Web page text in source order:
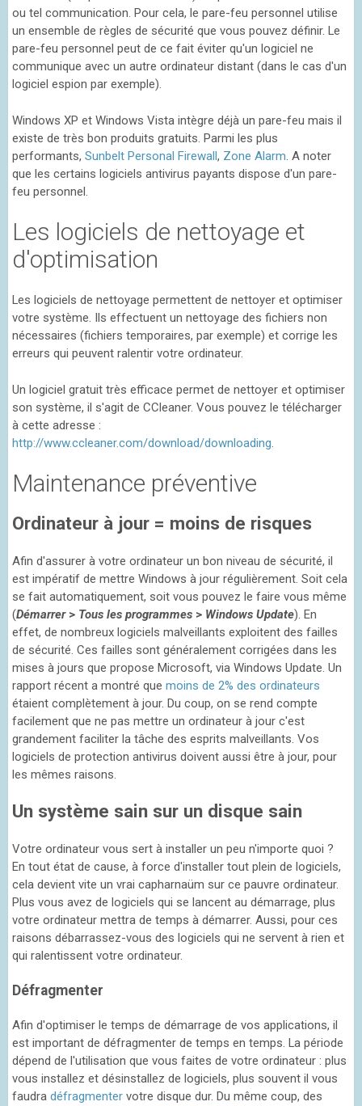
ou tel communication. Pour cela, le pare-feu personnel utilise
un ensemble de règles de sécurité que vous pouvez définir. Le
pare-feu personnel peut de ce fait éviter qu'un logiciel ne
communique avec un autre ordinateur distant (dans le cas d'un
logiciel espion par exemple).
Windows XP et Windows Vista intègre déjà un pare-feu mais il
existe de très bon produits gratuits. Parmi les plus
performants, Sunbelt Personal Firewall, Zone Alarm. A noter
que les certains logiciels antivirus payants dispose d'un pare-
feu personnel.
Les logiciels de nettoyage et
d'optimisation
Les logiciels de nettoyage permettent de nettoyer et optimiser
votre système. Ils effectuent un nettoyage des fichiers non
nécessaires (fichiers temporaires, par exemple) et corrige les
erreurs qui peuvent ralentir votre ordinateur.
Un logiciel gratuit très efficace permet de nettoyer et optimiser
son système, il s'agit de CCleaner. Vous pouvez le télécharger
à cette adresse :
http://www.ccleaner.com/download/downloading.
Maintenance préventive
Ordinateur à jour = moins de risques
Afin d'assurer à votre ordinateur un bon niveau de sécurité, il
est impératif de mettre Windows à jour régulièrement. Soit cela
se fait automatiquement, soit vous pouvez le faire vous même
(Démarrer> Tous les programmes > Windows Update). En
effet, de nombreux logiciels malveillants exploitent des failles
de sécurité. Ces failles sont généralement corrigées dans les
mises à jours que propose Microsoft, via Windows Update. Un
rapport récent a montré que moins de 2% des ordinateurs
étaient complètement à jour. Du coup, on se rend compte
facilement que ne pas mettre un ordinateur à jour c'est
grandement faciliter la tâche des esprits malveillants. Vos
logiciels de protection antivirus doivent aussi être à jour, pour
les mêmes raisons.
Un système sain sur un disque sain
Votre ordinateur vous sert à installer un peu n'importe quoi ?
En tout état de cause, à force d'installer tout plein de logiciels,
cela devient vite un vrai capharnaüm sur ce pauvre ordinateur.
Plus vous avez de logiciels qui se lancent au démarrage, plus
votre ordinateur mettra de temps à démarrer. Aussi, pour ces
raisons débarrassez-vous des logiciels qui ne servent à rien et
qui ralentissent votre ordinateur.
Défragmenter
Afin d'optimiser le temps de démarrage de vos applications, il
est important de défragmenter de temps en temps. La période
dépend de l'utilisation que vous faites de votre ordinateur : plus
vous installez et désinstallez de logiciels, plus souvent il vous
faudra défragmenter votre disque dur. Du même coup, des